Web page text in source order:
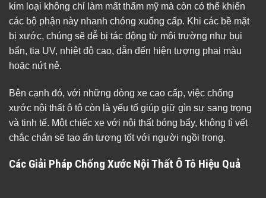
kim loại không chỉ làm mất thẩm mỹ mà còn có thể khiến
các bộ phận này nhanh chóng xuống cấp. Khi các bề mặt
bị xước, chúng sẽ dễ bị tác động từ môi trường như bụi
bẩn, tia UV, nhiệt độ cao, dẫn đến hiện tượng phai màu
hoặc nứt nẻ.
Bên cạnh đó, với những dòng xe cao cấp, việc chống
xước nội thất ô tô còn là yếu tố giúp giữ gìn sự sang trọng
và tinh tế. Một chiếc xe với nội thất bóng bẩy, không tì vết
chắc chắn sẽ tạo ấn tượng tốt với người ngồi trong.
Các Giải Pháp Chống Xước Nội Thất Ô Tô Hiệu Quả